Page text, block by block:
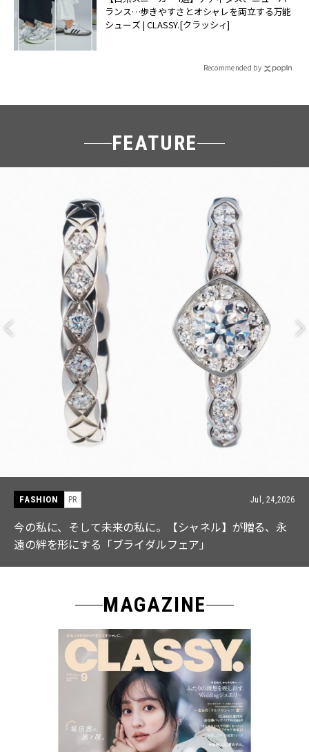
ランス…歩きやすさとオシャレを両立する万能
シューズ | CLASSY.[クラッシィ]
Recommended by
FEATURE
FASHION Jul,
【ICB】人気インフルエンサーと共同制作! 週5で着たく
なる「名品ブラウス」２選
MAGAZINE